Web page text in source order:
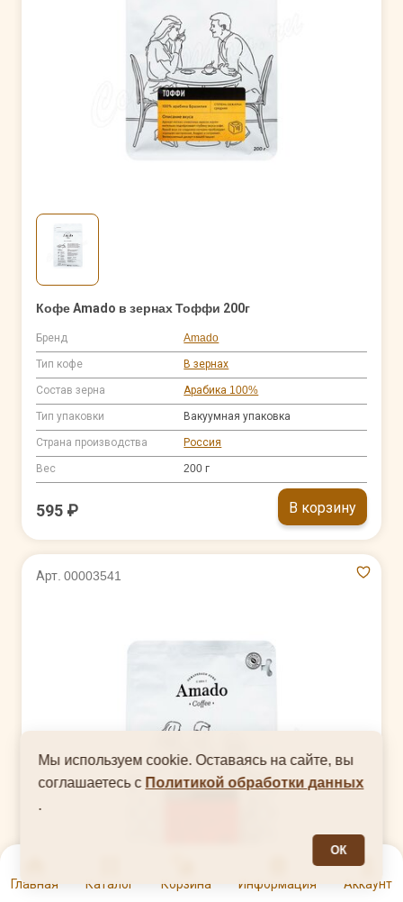
Главная Каталог Корзина Информация Аккаунт
Кофе Amado в зернах Тоффи 200г
Бренд Amado
Тип кофе В зернах
Состав зерна Арабика 100%
Тип упаковки Вакуумная упаковка
Страна производства Россия
Вес 200 г
595 ₽ В корзину
Арт. 00003541
Мы используем cookie. Оставаясь на сайте, вы
соглашаетесь с Политикой обработки данных
.
ОК